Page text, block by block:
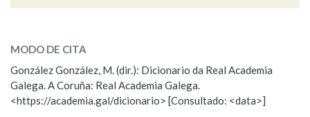
Marcas gramaticais
ESCOLLE UNHA OPCIÓN:
Observación Hai un erro na palabra
Propoño mellorar a definición
MODO DE CITA
González González, M. (dir.): Dicionario da Real Academia
Galega. A Coruña: Real Academia Galega.
<https://academia.gal/dicionario> [Consultado: <data>]